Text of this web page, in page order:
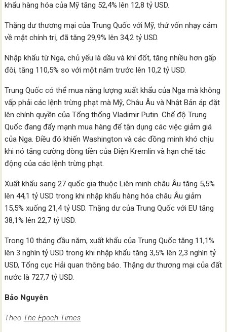
khẩu hàng hóa của Mỹ tăng 52,4% lên 12,8 tỷ USD.
Thặng dư thương mại của Trung Quốc với Mỹ, thứ vốn nhạy cảm
về mặt chính trị, đã tăng 29,9% lên 34,2 tỷ USD.
Nhập khẩu từ Nga, chủ yếu là dầu và khí đốt, tăng nhiều hơn gấp
đôi, tăng 110,5% so với một năm trước lên 10,2 tỷ USD.
Trung Quốc có thể mua năng lượng xuất khẩu của Nga mà không
vấp phải các lệnh trừng phạt mà Mỹ, Châu Âu và Nhật Bản áp đặt
lên chính quyền của Tổng thống Vladimir Putin. Chế độ Trung
Quốc đang đẩy mạnh mua hàng để tận dụng các việc giảm giá
của Nga. Điều đó khiến Washington và các đồng minh khó chịu
khi nó tăng cường dòng tiền của Điện Kremlin và hạn chế tác
động của các lệnh trừng phạt.
Xuất khẩu sang 27 quốc gia thuộc Liên minh châu Âu tăng 5,5%
lên 44,1 tỷ USD trong khi nhập khẩu hàng hóa châu Âu giảm
15,5% xuống 21,4 tỷ USD. Thặng dư của Trung Quốc với EU tăng
38,1% lên 22,7 tỷ USD.
Trong 10 tháng đầu năm, xuất khẩu của Trung Quốc tăng 11,1%
lên 3 nghìn tỷ USD trong khi nhập khẩu tăng 3,5% lên 2,3 nghìn tỷ
USD, Tổng cục Hải quan thông báo. Thặng dư thương mại của đất
nước là 727,7 tỷ USD.
Bảo Nguyên
Theo The Epoch Times